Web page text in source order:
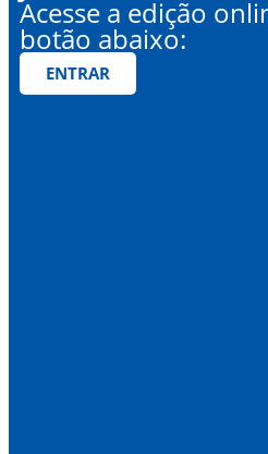
Acesse a edição
botão abaixo:
ENTRAR